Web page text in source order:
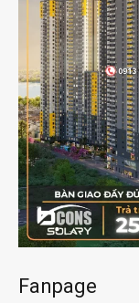
Fanpage